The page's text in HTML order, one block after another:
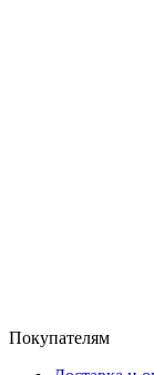
Покупателям